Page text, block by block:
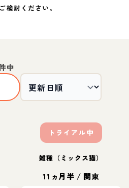
検討ください。
中
トライアル中
雑種（ミックス猫）
11ヵ月半 / 関東